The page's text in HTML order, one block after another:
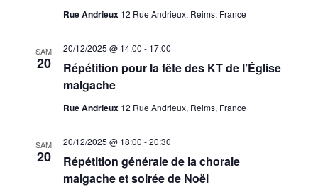
Rue Andrieux 12 Rue Andrieux, Reims, France
SAM
20
Répétition pour la fête des KT de l’Église
malgache
20/12/2025 @ 14:00 - 17:00
Rue Andrieux 12 Rue Andrieux, Reims, France
SAM
20
Répétition générale de la chorale
malgache et soirée de Noël
20/12/2025 @ 18:00 -20:30